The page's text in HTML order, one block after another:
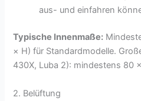
aus- und einfahren
Typische Innenmaße:
× H) für Standardmodelle.
430X, Luba 2): mindestens 80
2. Belüftung